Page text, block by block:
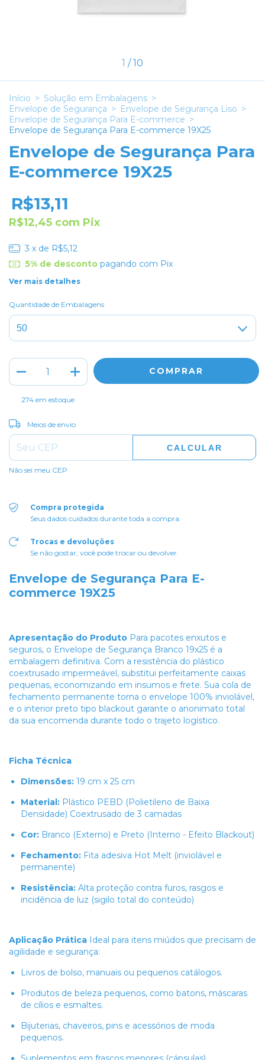
1 /10
Início > Solução em Embalagens >
Envelope de Segurança > Envelope de Segurança Liso >
Envelope de Segurança Para E-commerce >
Envelope de Segurança Para E-commerce 19X25
Envelope de Segurança Para
E-commerce 19X25
R$13,11
R$12,45 com Pix
3 x de R$5,12
5% de descontopagando com Pix
Ver mais detalhes
Quantidade de Embalagens
274 em estoque
Entregas para o CEP:
Meios de envio
CALCULAR
Não sei meu CEP
Compra protegida
Seus dados cuidados durante toda a compra.
Trocas e devoluções
Se não gostar, você pode trocar ou devolver.
Envelope de Segurança Para E-
commerce 19X25
Apresentação do Produto Para pacotes enxutos e
seguros, o Envelope de Segurança Branco 19x25 é a
embalagem definitiva. Com a resistência do plástico
coextrusado impermeável, substitui perfeitamente caixas
pequenas, economizando em insumos e frete. Sua cola de
fechamento permanente torna o envelope 100% inviolável,
e o interior preto tipo blackout garante o anonimato total
da sua encomenda durante todo o trajeto logístico.
Ficha Técnica
Dimensões: 19 cm x 25 cm
Material: Plástico PEBD (Polietileno de Baixa
Densidade) Coextrusado de 3 camadas
Cor: Branco (Externo) e Preto (Interno - Efeito Blackout)
Fechamento: Fita adesiva Hot Melt (inviolável e
permanente)
Resistência: Alta proteção contra furos, rasgos e
incidência de luz (sigilo total do conteúdo)
Aplicação Prática Ideal para itens miúdos que precisam de
agilidade e segurança:
Livros de bolso, manuais ou pequenos catálogos.
Produtos de beleza pequenos, como batons, máscaras
de cílios e esmaltes.
Bijuterias, chaveiros, pins e acessórios de moda
pequenos.